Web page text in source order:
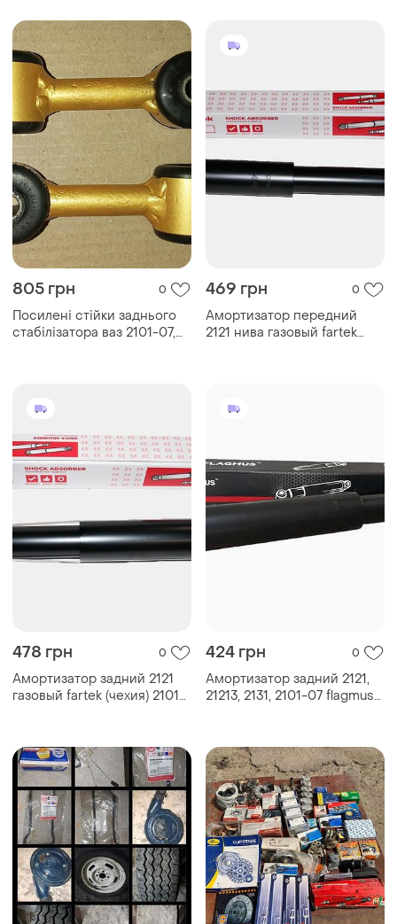
805 грн 0
Посилені стійки заднього
стабілізатора ваз 2101-07,
469 грн 0
Амортизатор передний
2121 нива газовый fartek
478 грн 0
Амортизатор задний 2121
газовый fartek (чехия) 2101-
424 грн 0
Амортизатор задний 2121,
21213, 2131, 2101-07 flagmus